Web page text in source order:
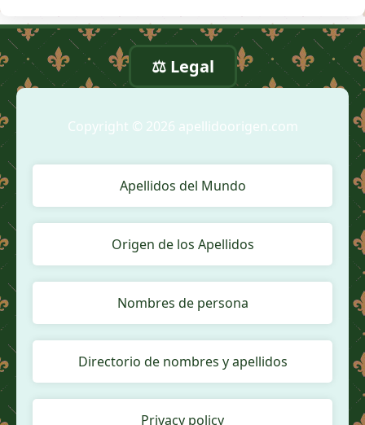
⚖️ Legal
Copyright © 2026 apellidoorigen.com
Apellidos del Mundo
Origen de los Apellidos
Nombres de persona
Directorio de nombres y apellidos
Privacy policy